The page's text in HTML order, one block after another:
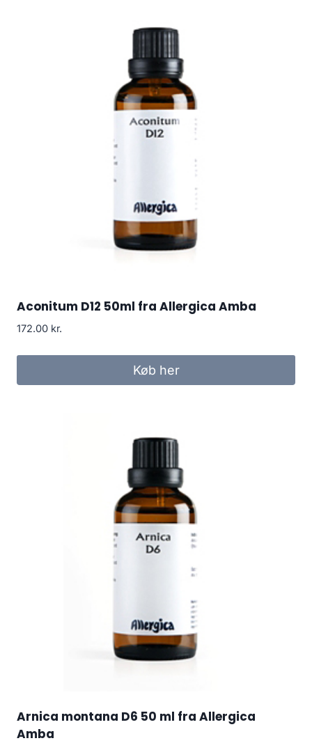
Aconitum D12 50ml fra Allergica Amba
172.00 kr.
Køb her
Arnica montana D6 50 ml fra Allergica
Amba